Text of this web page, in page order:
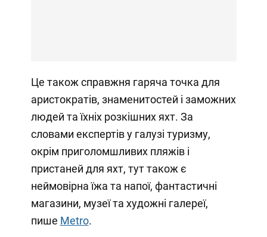
Це також справжня гаряча точка для
аристократів, знаменитостей і заможних
людей та їхніх розкішних яхт. За
словами експертів у галузі туризму,
окрім приголомшливих пляжів і
пристаней для яхт, тут також є
неймовірна їжа та напої, фантастичні
магазини, музеї та художні галереї,
пише Metro.